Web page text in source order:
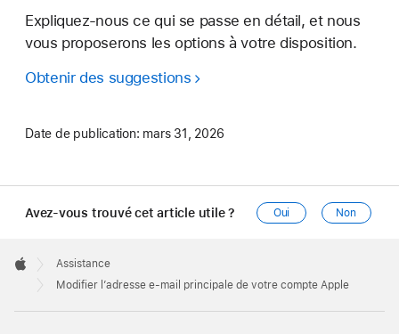
Expliquez-nous ce qui se passe en détail, et nous
vous proposerons les options à votre disposition.
Obtenir des suggestions
Date de publication: mars 31, 2026
Avez-vous trouvé cet article utile ? Oui Non
Footer

Apple
Assistance
Modifier l’adresse e-mail principale de votre compte Apple